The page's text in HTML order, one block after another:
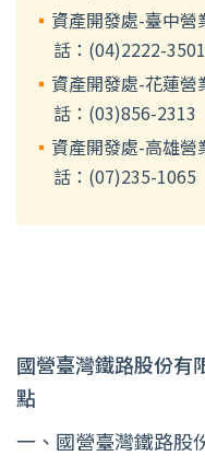
資產開發處-臺中
話：(04)2222-
資產開發處-花蓮
話：(03)856-
資產開發處-高雄
話：(07)235-
國營臺灣鐵路股份有
點
一、國營臺灣鐵路股